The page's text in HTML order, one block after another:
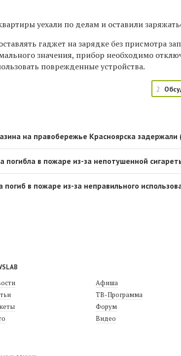
уехали по делам и оставили
гаджет на зарядке без присмотра
значения, прибор необходимо
поврежденные устройства.
2
на правобережье Красноярска задержали
погибла в пожаре из-за непотушенной
в пожаре из-за неправильного
Афиша
ТВ-Программа
Форум
Видео